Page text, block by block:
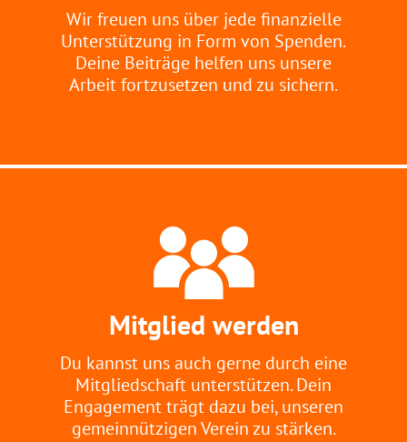
Wir freuen uns über jede finanzielle
Unterstützung in Form von Spenden.
Deine Beiträge helfen uns unsere
Arbeit fortzusetzen und zu sichern.
Mitglied werden
Du kannst uns auch gerne durch eine
Mitgliedschaft unterstützen. Dein
Engagement trägt dazu bei, unseren
gemeinnützigen Verein zu stärken.